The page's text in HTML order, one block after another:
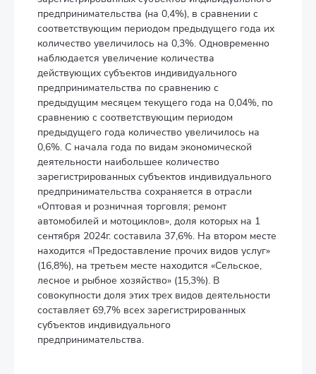
предпринимательства (на 0,4%), в сравнении с
соответствующим периодом предыдущего года их
количество увеличилось на 0,3%. Одновременно
наблюдается увеличение количества
действующих субъектов индивидуального
предпринимательства по сравнению с
предыдущим месяцем текущего года на 0,04%, по
сравнению с соответствующим периодом
предыдущего года количество увеличилось на
0,6%. С начала года по видам экономической
деятельности наибольшее количество
зарегистрированных субъектов индивидуального
предпринимательства сохраняется в отрасли
«Оптовая и розничная торговля; ремонт
автомобилей и мотоциклов», доля которых на 1
сентября 2024г. составила 37,6%. На втором месте
находится «Предоставление прочих видов услуг»
(16,8%), на третьем месте находится «Сельское,
лесное и рыбное хозяйство» (15,3%). В
совокупности доля этих трех видов деятельности
составляет 69,7% всех зарегистрированных
субъектов индивидуального
предпринимательства.